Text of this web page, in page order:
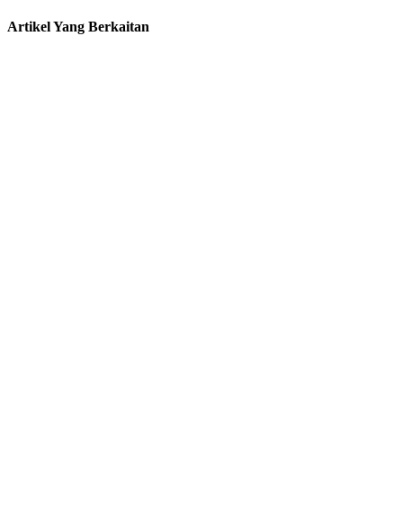
Artikel Yang Berkaitan